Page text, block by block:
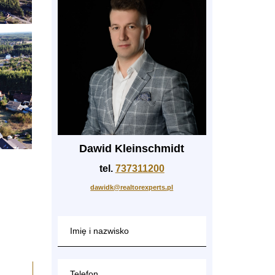
Dawid Kleinschmidt
tel. 737311200
dawidk@realtorexperts.pl